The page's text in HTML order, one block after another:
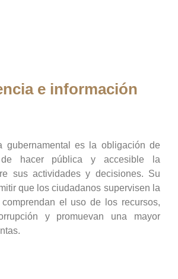
e información
gubernamental es la obligación de
de hacer pública y accesible la
sus actividades y decisiones. Su
que los ciudadanos supervisen la
el uso de los recursos,
y promuevan una mayor